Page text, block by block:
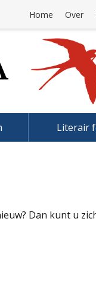
Home Over
Literair
Dan kunt u